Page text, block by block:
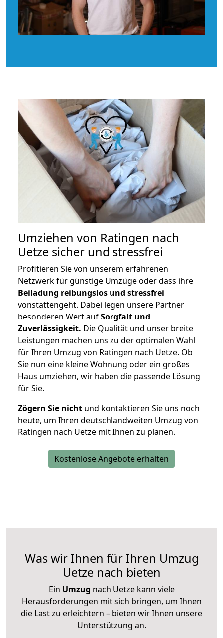
Umziehen von Ratingen nach
Uetze sicher und stressfrei
Profitieren Sie von unserem erfahrenen
Netzwerk für günstige Umzüge oder dass ihre
Beiladung reibungslos und stressfrei
vonstattengeht. Dabei legen unsere Partner
besonderen Wert aufSorgfalt und
Zuverlässigkeit. Die Qualität und unser breite
Leistungen machen uns zu der optimalen Wahl
für Ihren Umzug von Ratingen nach Uetze. Ob
Sie nun eine kleine Wohnung oder ein großes
Haus umziehen, wir haben die passende Lösung
für Sie.
Zögern Sie nicht und kontaktieren Sie uns noch
heute, um Ihren deutschlandweiten Umzug von
Ratingen nach Uetze mit Ihnen zu planen.
Kostenlose Angebote erhalten
Was wir Ihnen für Ihren Umzug
Uetze nach bieten
Ein Umzug nach Uetze kann viele
Herausforderungen mit sich bringen, um Ihnen
die Last zu erleichtern – bieten wir Ihnen unsere
Unterstützung an.